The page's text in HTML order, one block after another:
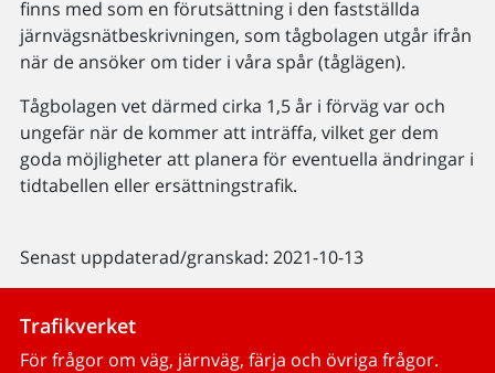
finns med som en förutsättning i den fastställda
järnvägsnätbeskrivningen, som tågbolagen utgår ifrån
när de ansöker om tider i våra spår (tåglägen).
Tågbolagen vet därmed cirka 1,5 år i förväg var och
ungefär när de kommer att inträffa, vilket ger dem
goda möjligheter att planera för eventuella ändringar i
tidtabellen eller ersättningstrafik.
Senast uppdaterad/granskad: 2021-10-13
Trafikverket
För frågor om väg, järnväg, färja och övriga frågor.